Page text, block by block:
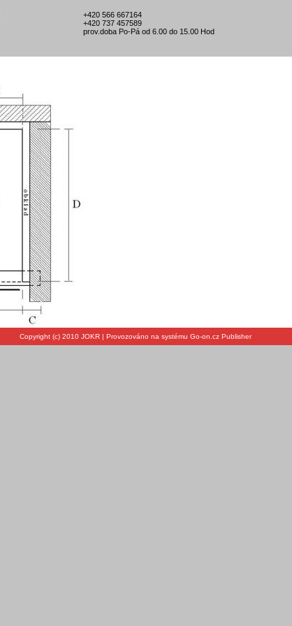
+420 566 667164
+420 737 457589
prov.doba Po-Pá od 6.00 do 15.00 Hod
Copyright (c) 2010 JOKR | Provozováno na systému Go-on.cz Publisher